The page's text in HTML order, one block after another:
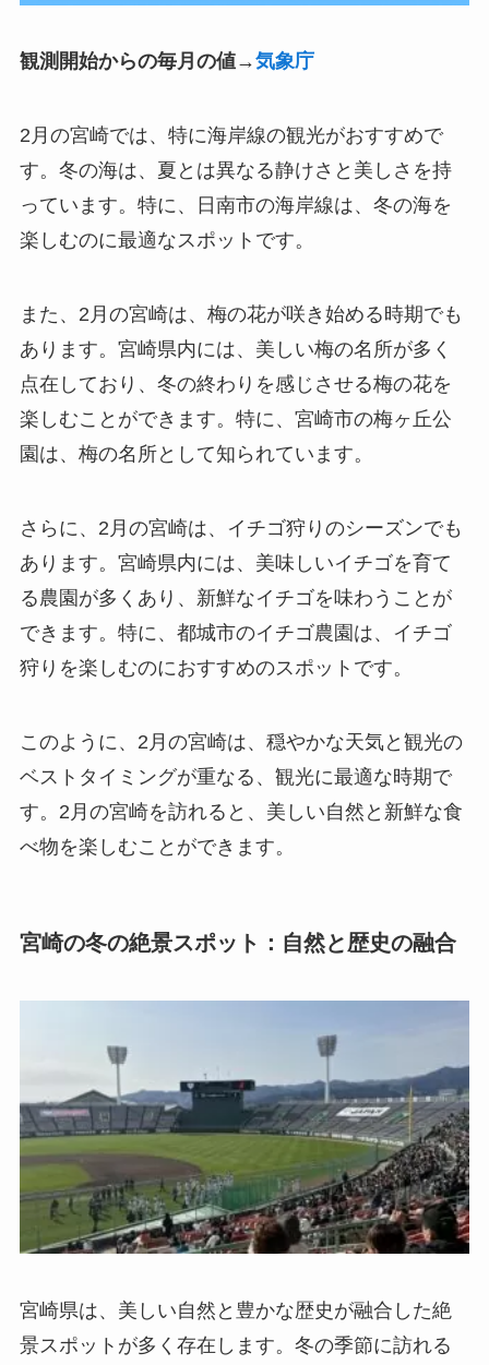
観測開始からの毎月の値→気象庁
2月の宮崎では、特に海岸線の観光がおすすめで
す。冬の海は、夏とは異なる静けさと美しさを持
っています。特に、日南市の海岸線は、冬の海を
楽しむのに最適なスポットです。
また、2月の宮崎は、梅の花が咲き始める時期でも
あります。宮崎県内には、美しい梅の名所が多く
点在しており、冬の終わりを感じさせる梅の花を
楽しむことができます。特に、宮崎市の梅ヶ丘公
園は、梅の名所として知られています。
さらに、2月の宮崎は、イチゴ狩りのシーズンでも
あります。宮崎県内には、美味しいイチゴを育て
る農園が多くあり、新鮮なイチゴを味わうことが
できます。特に、都城市のイチゴ農園は、イチゴ
狩りを楽しむのにおすすめのスポットです。
このように、2月の宮崎は、穏やかな天気と観光の
ベストタイミングが重なる、観光に最適な時期で
す。2月の宮崎を訪れると、美しい自然と新鮮な食
べ物を楽しむことができます。
宮崎の冬の絶景スポット：自然と歴史の融合
宮崎県は、美しい自然と豊かな歴史が融合した絶
景スポットが多く存在します。冬の季節に訪れる